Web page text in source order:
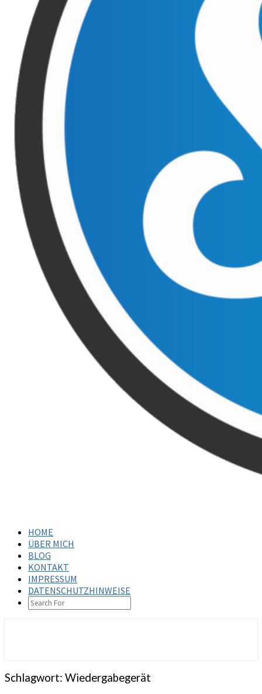
HOME
ÜBER MICH
BLOG
KONTAKT
IMPRESSUM
DATENSCHUTZHINWEISE
SEARCH
ICON
Schlagwort: Wiedergabegerät